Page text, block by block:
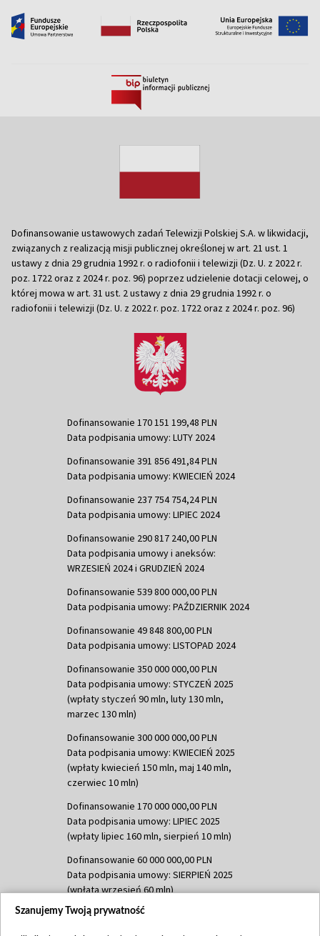
Dofinansowanie ustawowych zadań Telewizji Polskiej S.A. w likwidacji,
związanych z realizacją misji publicznej określonej w art. 21 ust. 1
ustawy z dnia 29 grudnia 1992 r. o radiofonii i telewizji (Dz. U. z 2022 r.
poz. 1722 oraz z 2024 r. poz. 96) poprzez udzielenie dotacji celowej, o
której mowa w art. 31 ust. 2 ustawy z dnia 29 grudnia 1992 r. o
radiofonii i telewizji (Dz. U. z 2022 r. poz. 1722 oraz z 2024 r. poz. 96)
Dofinansowanie 170 151 199,48 PLN
Data podpisania umowy: LUTY 2024
Dofinansowanie 391 856 491,84 PLN
Data podpisania umowy: KWIECIEŃ 2024
Dofinansowanie 237 754 754,24 PLN
Data podpisania umowy: LIPIEC 2024
Dofinansowanie 290 817 240,00 PLN
Data podpisania umowy i aneksów:
WRZESIEŃ 2024 i GRUDZIEŃ 2024
Dofinansowanie 539 800 000,00 PLN
Data podpisania umowy: PAŹDZIERNIK 2024
Dofinansowanie 49 848 800,00 PLN
Data podpisania umowy: LISTOPAD 2024
Dofinansowanie 350 000 000,00 PLN
Data podpisania umowy: STYCZEŃ 2025
(wpłaty styczeń 90 mln, luty 130 mln,
marzec 130 mln)
Dofinansowanie 300 000 000,00 PLN
Data podpisania umowy: KWIECIEŃ 2025
(wpłaty kwiecień 150 mln, maj 140 mln,
czerwiec 10 mln)
Dofinansowanie 170 000 000,00 PLN
Data podpisania umowy: LIPIEC 2025
(wpłaty lipiec 160 mln, sierpień 10 mln)
Dofinansowanie 60 000 000,00 PLN
Data podpisania umowy: SIERPIEŃ 2025
(wpłata wrzesień 60 mln)
Dofinansowanie 635 783 051,21 PLN
Szanujemy Twoją prywatność